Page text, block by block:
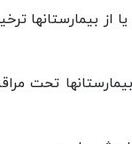
بهبود یافته و یا از بیمارستانها
ویژه بیمارستانها تحت